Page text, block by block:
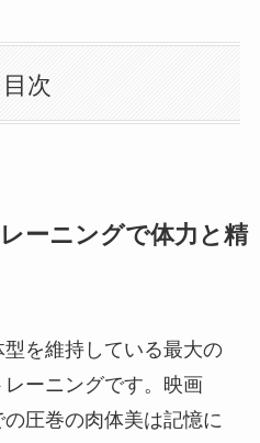
目次
ーニングで体力と精
を維持している最大の
ーニングです。映画
の圧巻の肉体美は記憶に